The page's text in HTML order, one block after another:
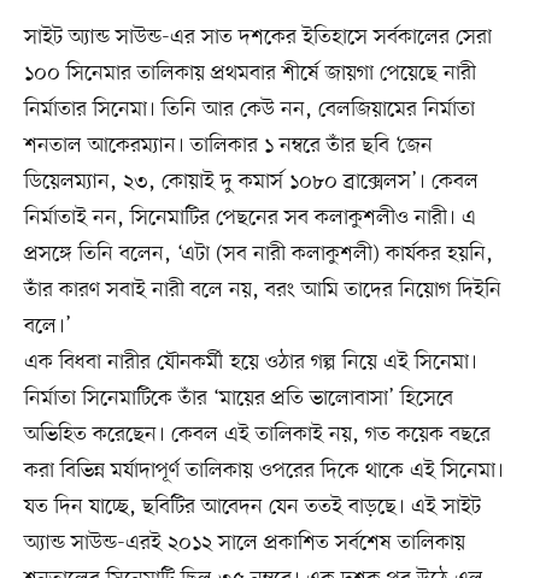
সাইট অ্যান্ড সাউন্ড-এর সাত দশকের ইতিহাসে সর্বকালের সেরা
১০০ সিনেমার তালিকায় প্রথমবার শীর্ষে জায়গা পেয়েছে নারী
নির্মাতার সিনেমা। তিনি আর কেউ নন, বেলজিয়ামের নির্মাতা
শনতাল আকেরম্যান। তালিকার ১ নম্বরে তাঁর ছবি ‘জেন
ডিয়েলম্যান, ২৩, কোয়াই দু কমার্স ১০৮০ ব্রাক্সেলস’। কেবল
নির্মাতাই নন, সিনেমাটির পেছনের সব কলাকুশলীও নারী। এ
প্রসঙ্গে তিনি বলেন, ‘এটা (সব নারী কলাকুশলী) কার্যকর হয়নি,
তাঁর কারণ সবাই নারী বলে নয়, বরং আমি তাদের নিয়োগ দিইনি
বলে।’
এক বিধবা নারীর যৌনকর্মী হয়ে ওঠার গল্প নিয়ে এই সিনেমা।
নির্মাতা সিনেমাটিকে তাঁর ‘মায়ের প্রতি ভালোবাসা’ হিসেবে
অভিহিত করেছেন। কেবল এই তালিকাই নয়, গত কয়েক বছরে
করা বিভিন্ন মর্যাদাপূর্ণ তালিকায় ওপরের দিকে থাকে এই সিনেমা।
যত দিন যাচ্ছে, ছবিটির আবেদন যেন ততই বাড়ছে। এই সাইট
অ্যান্ড সাউন্ড-এরই ২০১২ সালে প্রকাশিত সর্বশেষ তালিকায়